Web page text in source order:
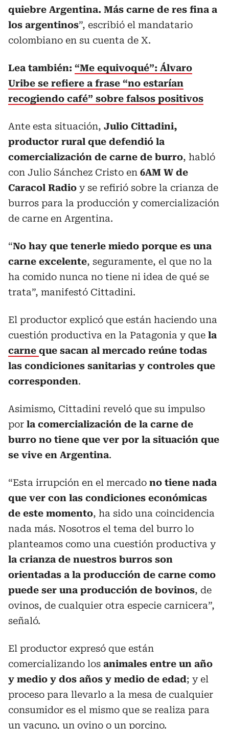
quiebre Argentina. Más carne de res fina a
los argentinos”, escribió el mandatario
colombiano en su cuenta de X.
Lea también: “Me equivoqué”: Álvaro
Uribe se refiere a frase “no estarían
recogiendo café” sobre falsos positivos
Ante esta situación, Julio Cittadini,
productor rural que defendió la
comercialización de carne de burro, habló
con Julio Sánchez Cristo en 6AM W de
Caracol Radio y se refirió sobre la crianza de
burros para la producción y comercialización
de carne en Argentina.
“No hay que tenerle miedo porque es una
carne excelente, seguramente, el que no la
ha comido nunca no tiene ni idea de qué se
trata”, manifestó Cittadini.
El productor explicó que están haciendo una
cuestión productiva en la Patagonia y que la
carne que sacan al mercado reúne todas
las condiciones sanitarias y controles que
corresponden.
Asimismo, Cittadini reveló que su impulso
por la comercialización de la carne de
burro no tiene que ver por la situación que
se vive en Argentina.
“Esta irrupción en el mercado no tiene nada
que ver con las condiciones económicas
de este momento, ha sido una coincidencia
nada más. Nosotros el tema del burro lo
planteamos como una cuestión productiva y
la crianza de nuestros burros son
orientadas a la producción de carne como
puede ser una producción de bovinos, de
ovinos, de cualquier otra especie carnicera”,
señaló.
El productor expresó que están
comercializando los animales entre un año
y medio y dos años y medio de edad; y el
proceso para llevarlo a la mesa de cualquier
consumidor es el mismo que se realiza para
un vacuno, un ovino o un porcino.